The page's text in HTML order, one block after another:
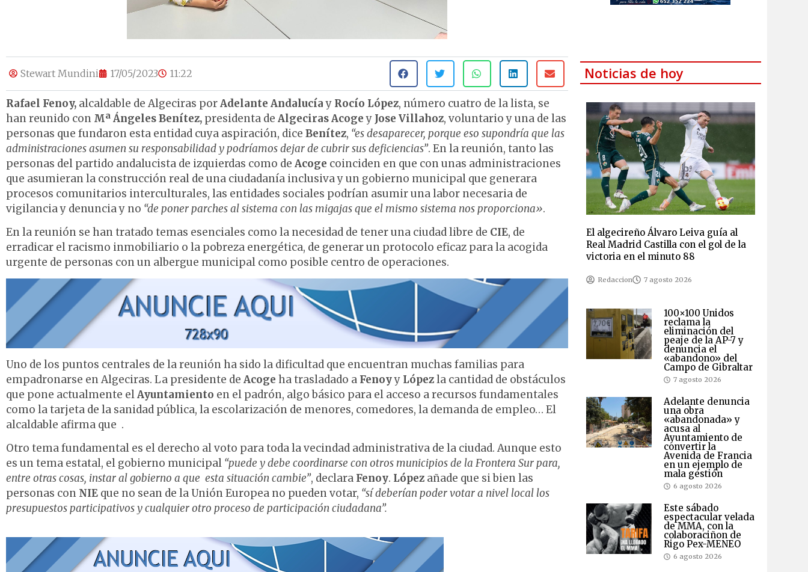
Stewart Mundini 17/05/2023 11:22
Rafael Fenoy, alcaldable de Algeciras porAdelante Andalucíay Rocío López, número cuatro de la lista, se
han reunido con Mª Ángeles Benítez, presidenta de Algeciras Acogey Jose Villahoz, voluntario y una de las
personas que fundaron esta entidad cuya aspiración, dice Benítez, “es desaparecer, porque eso supondría que las
administraciones asumen su responsabilidad y podríamos dejar de cubrir sus deficiencias”. En la reunión, tanto las
personas del partido andalucista de izquierdas como de Acoge coinciden en que con unas administraciones
que asumieran la construcción real de una ciudadanía inclusiva y un gobierno municipal que generara
procesos comunitarios interculturales, las entidades sociales podrían asumir una labor necesaria de
vigilancia y denuncia y no “de poner parches al sistema con las migajas que el mismo sistema nos proporciona».
En la reunión se han tratado temas esenciales como la necesidad de tener una ciudad libre de CIE, de
erradicar el racismo inmobiliario o la pobreza energética, de generar un protocolo eficaz para la acogida
urgente de personas con un albergue municipal como posible centro de operaciones.
Uno de los puntos centrales de la reunión ha sido la dificultad que encuentran muchas familias para
empadronarse en Algeciras. La presidente de Acoge ha trasladado a Fenoyy Lópezla cantidad de obstáculos
que pone actualmente elAyuntamiento en el padrón, algo básico para el acceso a recursos fundamentales
como la tarjeta de la sanidad pública, la escolarización de menores, comedores, la demanda de empleo… El
alcaldable afirma que .
Otro tema fundamental es el derecho al voto para toda la vecindad administrativa de la ciudad. Aunque esto
es un tema estatal, el gobierno municipal “puede y debe coordinarse con otros municipios de la Frontera Sur para,
entre otras cosas, instar al gobierno a que esta situación cambie”, declara Fenoy. López añade que si bien las
personas con NIE que no sean de la Unión Europea no pueden votar, “sí deberían poder votar a nivel local los
presupuestos participativos y cualquier otro proceso de participación ciudadana”.
Noticias de hoy
El algecireño Álvaro Leiva guía al
Real Madrid Castilla con el gol de la
victoria en el minuto 88
Redaccion 7 agosto 2026
100×100 Unidos
reclama la
eliminación del
peaje de la AP-7 y
denuncia el
«abandono» del
Campo de Gibraltar
7 agosto 2026
Adelante denuncia
una obra
«abandonada» y
acusa al
Ayuntamiento de
convertir la
Avenida de Francia
en un ejemplo de
mala gestión
6 agosto 2026
Este sábado
espectacular velada
de MMA, con la
colaboraciñon de
Rigo Pex-MENEO
6 agosto 2026